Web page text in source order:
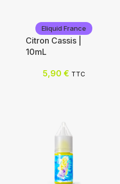
Eliquid France
Citron Cassis |
10mL
5,90 € TTC